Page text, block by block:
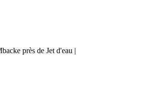
près de Jet d'eau |